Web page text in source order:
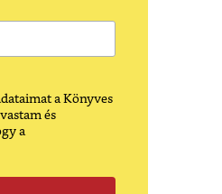
a Könyves
és
a